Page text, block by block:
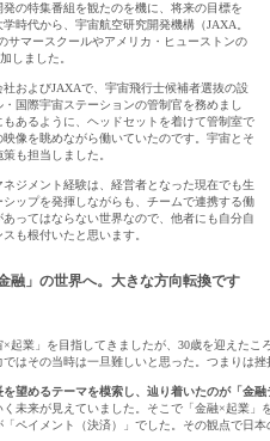
求人検索・転職事例
はじめに、
サービス（
消費財（食
建設・不動産
コンサルテ
WEB（デジ
コンピュー
の特集番組を観たのを機に、将来の目標を
時代から、宇宙航空研究開発機構（JAXA。
サマースクールやアメリカ・ヒューストンの
しました。
およびJAXAで、宇宙飛行士候補者選抜の設
国際宇宙ステーションの管制官を務めまし
あるように、ヘッドセットを着けて管制室で
像を眺めながら働いていたのです。宇宙とそ
も担当しました。
ジメント経験は、経営者となった現在でも生
ップを発揮しながらも、チームで連携する働
ってはならない世界なので、他者にも自分自
も根付いたと思います。
」の世界へ。大きな方向転換です
×起業」を目指してきましたが、30歳を迎えた
はその当時は一旦難しいと思った。つまりは挫
望めるテーマを模索し、辿り着いたのが「金融
未来が見えていました。そこで「金融×起業
ペイメント（決済）」でした。その観点で日
ビスを利用される方が登録され
すまし等のセキュリティリス
クルートメントをお使いいた
びサービス利用規約